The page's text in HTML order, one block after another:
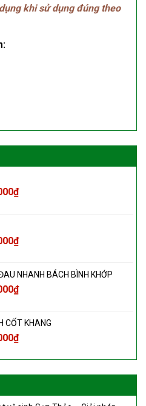
khi sử dụng đúng theo
₫
₫
NHANH BÁCH BÌNH KHỚP
₫
CỐT KHANG
₫